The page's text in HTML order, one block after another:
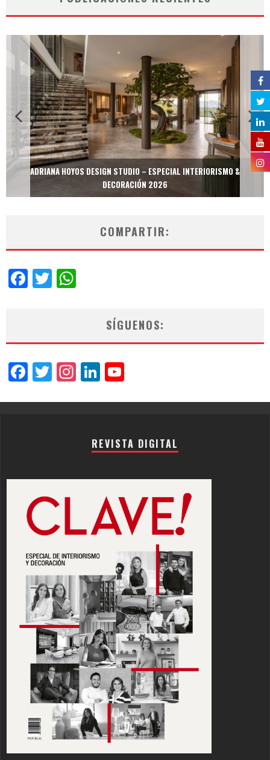
ADRIANA HOYOS DESIGN STUDIO – ESPECIAL INTERIORISMO &
DECORACIÓN 2026
COMPARTIR:
Facebook
Twitter
SÍGUENOS:
Facebook
Twitter
Instagram
LinkedIn
REVISTA DIGITAL